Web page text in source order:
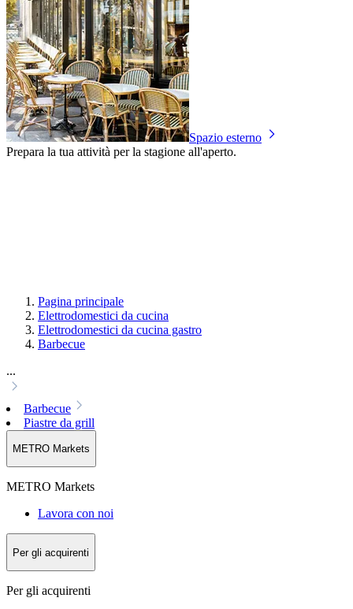
Spazio esterno
Prepara la tua attività per la stagione all'aperto.
Pagina principale
Elettrodomestici da cucina
Elettrodomestici da cucina gastro
Barbecue
...
Barbecue
Piastre da grill
METRO Markets
METRO Markets
Lavora con noi
Per gli acquirenti
Per gli acquirenti